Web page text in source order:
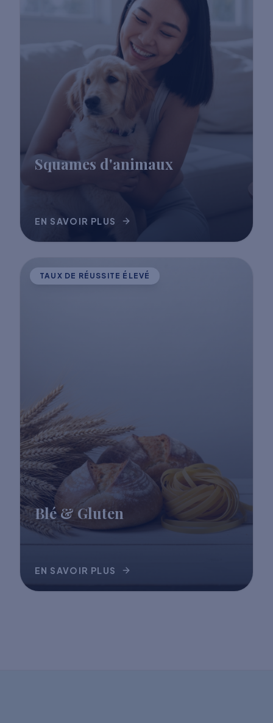
Squames d'animaux
EN SAVOIR PLUS
TAUX DE RÉUSSITE ÉLEVÉ
Blé & Gluten
EN SAVOIR PLUS